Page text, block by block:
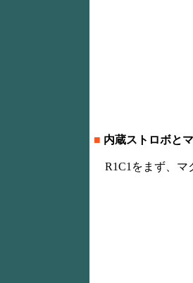
■ 内蔵ストロボと
R1C1をまず、マ